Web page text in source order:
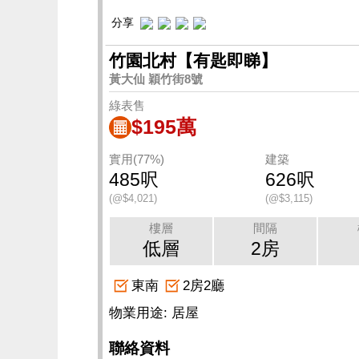
分享
竹園北村【有匙即睇】
黃大仙 穎竹街8號
綠表售
$195萬
實用(77%)
485呎
(@$4,021)
建築
626呎
(@$3,115)
樓層
低層
間隔
2房
東南
2房2廳
物業用途: 居屋
聯絡資料